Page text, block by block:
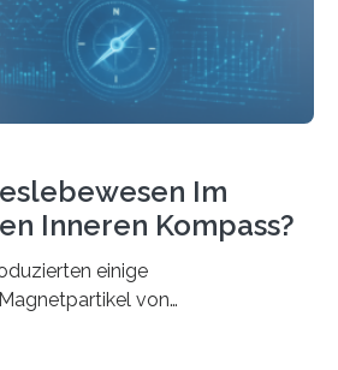
„Das…
Im
Inneren Kompass?
einige
von
sind. Nun ist es einem